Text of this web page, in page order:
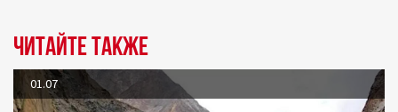
Читайте также
01.07